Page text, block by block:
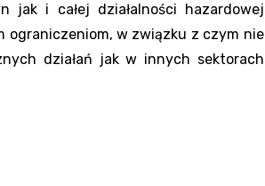
jak i całej działalności hazardowej
ograniczeniom, w związku z czym nie
działań jak w innych sektorach